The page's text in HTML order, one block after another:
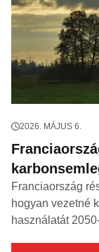
2026. MÁJUS 6.
Franciaország
hogyan vezetné
használatát